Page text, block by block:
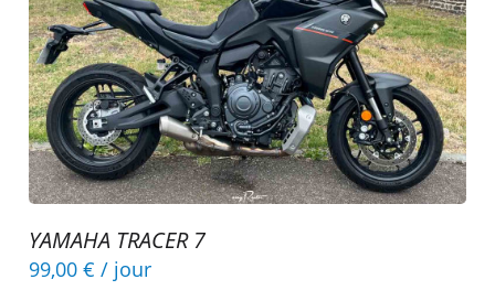
YAMAHA TRACER 7
99,00 € / jour